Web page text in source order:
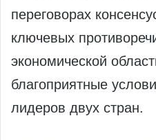
переговорах
ключевых
экономической
благоприятные
лидеров двух стран.